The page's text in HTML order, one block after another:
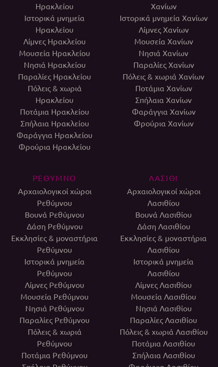
Ηρακλείου
Ιστορικά μνημεία
Ηρακλείου
Λίμνες Ηρακλείου
Μουσεία Ηρακλείου
Νησιά Ηρακλείου
Παραλίες Ηρακλείου
Πόλεις & χωριά
Ηρακλείου
Ποτάμια Ηρακλείου
Σπήλαια Ηρακλείου
Φαράγγια Ηρακλείου
Φρούρια Ηρακλείου
Χανίων
Ιστορικά μνημεία Χανίων
Λίμνες Χανίων
Μουσεία Χανίων
Νησιά Χανίων
Παραλίες Χανίων
Πόλεις & χωριά Χανίων
Ποτάμια Χανίων
Σπήλαια Χανίων
Φαράγγια Χανίων
Φρούρια Χανίων
ΡΕΘΥΜΝΟ
Αρχαιολογικοί χώροι
Ρεθύμνου
Βουνά Ρεθύμνου
Δάση Ρεθύμνου
Εκκλησίες & μοναστήρια
Ρεθύμνου
Ιστορικά μνημεία
Ρεθύμνου
Λίμνες Ρεθύμνου
Μουσεία Ρεθύμνου
Νησιά Ρεθύμνου
Παραλίες Ρεθύμνου
Πόλεις & χωριά
Ρεθύμνου
Ποτάμια Ρεθύμνου
ΛΑΣΙΘΙ
Αρχαιολογικοί χώροι
Λασιθίου
Βουνά Λασιθίου
Δάση Λασιθίου
Εκκλησίες & μοναστήρια
Λασιθίου
Ιστορικά μνημεία
Λασιθίου
Λίμνες Λασιθίου
Μουσεία Λασιθίου
Νησιά Λασιθίου
Παραλίες Λασιθίου
Πόλεις & χωριά Λασιθίου
Ποτάμια Λασιθίου
Σπήλαια Λασιθίου